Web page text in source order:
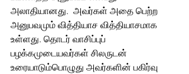
அலாதியானது.  அவர்கள் அதை பெற்ற
அனுபவமும் வித்தியாச வித்தியாசமாக
உள்ளது. தொடர் வாசிப்புப்
பழக்கமுடையவர்கள் சிலருடன்
உரையாடும்பொழுது அவர்களின் பகிர்வு